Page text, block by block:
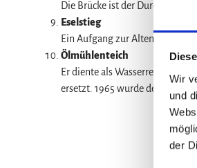
Wir
und
der
Die Brücke ist der Durchlass für
Eselstieg
Ein Aufgang zur Altenburg. Da
Ölmühlenteich
Er diente als Wasserreservoir
ersetzt. 1965 wurde der